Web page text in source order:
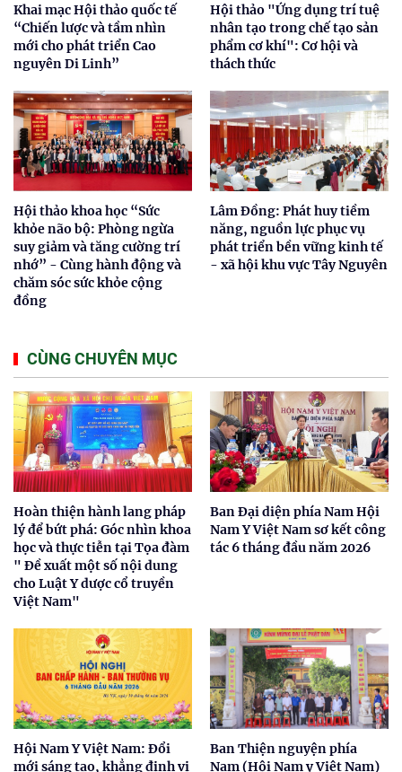
Khai mạc Hội thảo quốc tế
“Chiến lược và tầm nhìn
mới cho phát triển Cao
nguyên Di Linh”
Hội thảo "Ứng dụng trí tuệ
nhân tạo trong chế tạo sản
phẩm cơ khí": Cơ hội và
thách thức
Hội thảo khoa học “Sức
khỏe não bộ: Phòng ngừa
suy giảm và tăng cường trí
nhớ” - Cùng hành động và
chăm sóc sức khỏe cộng
đồng
Lâm Đồng: Phát huy tiềm
năng, nguồn lực phục vụ
phát triển bền vững kinh tế
- xã hội khu vực Tây Nguyên
CÙNG CHUYÊN MỤC
Hoàn thiện hành lang pháp
lý để bứt phá: Góc nhìn khoa
học và thực tiễn tại Tọa đàm
" Đề xuất một số nội dung
cho Luật Y dược cổ truyền
Việt Nam"
Ban Đại diện phía Nam Hội
Nam Y Việt Nam sơ kết công
tác 6 tháng đầu năm 2026
Hội Nam Y Việt Nam: Đổi
mới sáng tạo, khẳng định vị
Ban Thiện nguyện phía
Nam (Hội Nam y Việt Nam)